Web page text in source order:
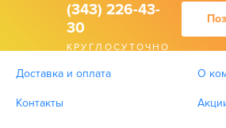
(343) 226-43-
30
КРУГЛОСУТОЧНО
Доставка и оплата О
Контакты